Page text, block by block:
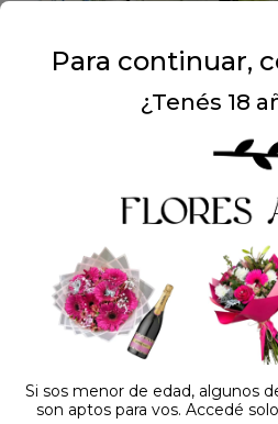
Dejá tu
Para continuar,
¿Tenés 18
Si sos menor de edad, algunos
son aptos para vos. Accedé